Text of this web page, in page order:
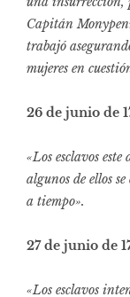
Capitán
trabajó
mujeres en
26 de junio de
«Los esclavos
algunos de ellos
a tiempo».
27 de junio de
«Los esclavos